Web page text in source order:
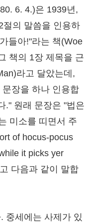
6. 4.)은 1939년,
절의 말씀을 인용하
들아!"라는 책(Woe
책의 1장 제목을 근
라고 달았는데,
장을 하나 인용합
." 원래 문장은 "법은
미소를 띠면서 주
of hocus-pocus
it picks yer
다음과 같이 말합
중세에는 사제가 있